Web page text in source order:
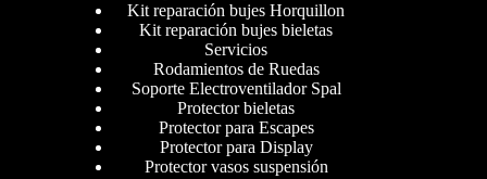
Kit reparación bujes Horquillon
Kit reparación bujes bieletas
Servicios
Rodamientos de Ruedas
Soporte Electroventilador Spal
Protector bieletas
Protector para Escapes
Protector para Display
Protector vasos suspensión